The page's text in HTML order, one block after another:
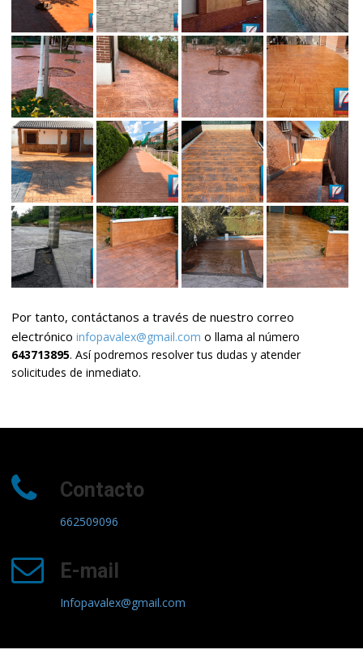
Por tanto, contáctanos a través de nuestro correo
electrónicoinfopavalex@gmail.com o llama al número
643713895. Así podremos resolver tus dudas y atender
solicitudes de inmediato.
Contacto
662509096
E-mail
Infopavalex@gmail.com